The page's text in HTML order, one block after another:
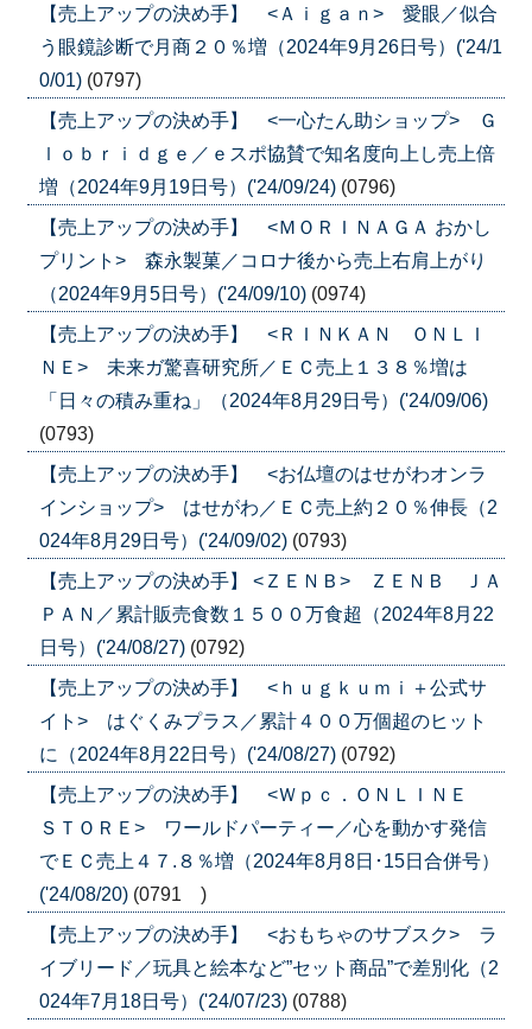
【売上アップの決め手】 <Ａｉｇａｎ> 愛眼／似合
う眼鏡診断で月商２０％増（2024年9月26日号）('24/1
0/01) (0797)
【売上アップの決め手】 <一心たん助ショップ> Ｇ
ｌｏｂｒｉｄｇｅ／ｅスポ協賛で知名度向上し売上倍
増（2024年9月19日号）('24/09/24) (0796)
【売上アップの決め手】 <ＭＯＲＩＮＡＧＡ おかし
プリント> 森永製菓／コロナ後から売上右肩上がり
（2024年9月5日号）('24/09/10) (0974)
【売上アップの決め手】 <ＲＩＮＫＡＮ ＯＮＬＩ
ＮＥ> 未来ガ驚喜研究所／ＥＣ売上１３８％増は
「日々の積み重ね」（2024年8月29日号）('24/09/06)
(0793)
【売上アップの決め手】 <お仏壇のはせがわオンラ
インショップ> はせがわ／ＥＣ売上約２０％伸長（2
024年8月29日号）('24/09/02) (0793)
【売上アップの決め手】 <ＺＥＮＢ> ＺＥＮＢ ＪＡ
ＰＡＮ／累計販売食数１５００万食超（2024年8月22
日号）('24/08/27) (0792)
【売上アップの決め手】 <ｈｕｇｋｕｍｉ＋公式サ
イト> はぐくみプラス／累計４００万個超のヒット
に（2024年8月22日号）('24/08/27) (0792)
【売上アップの決め手】 <Ｗｐｃ．ＯＮＬＩＮＥ
ＳＴＯＲＥ> ワールドパーティー／心を動かす発信
でＥＣ売上４７.８％増（2024年8月8日･15日合併号）
('24/08/20) (0791 )
【売上アップの決め手】 <おもちゃのサブスク> ラ
イブリード／玩具と絵本など”セット商品”で差別化（2
024年7月18日号）('24/07/23) (0788)